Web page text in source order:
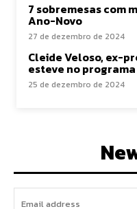
7 sobremesas com
Ano-Novo
27 de dezembro de 2024
Cleide Veloso, ex-
esteve no
25 de dezembro de 2024